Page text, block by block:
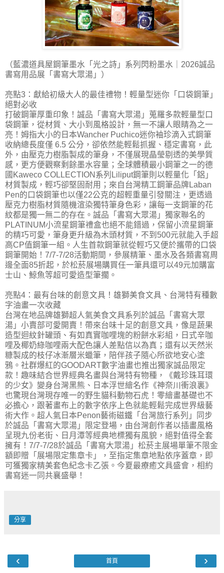
（藍濃道具屋鋼筆墨水「光之詩」系列閃粉墨水｜2026誠品
書寫用品展「書寫大眾湯」）
亮點3：獻給初級大人的最佳禮物！輕量型迷你「口袋鋼筆」
絕對必收
打破鋼筆厚重印象！誠品「書寫大眾湯」蒐羅多款輕量型口
袋鋼筆，從材質、大小到風格設計，無一不讓人眼睛為之一
亮！姆指大小的日本Wancher Puchico迷你袖珍滴入式鋼筆
收納總長度僅 6.5 公分，卻依然能輕鬆抓握、穩定書寫，此
外，由壓克力樹脂製成的筆身，不僅展現晶瑩剔透的美學質
感，更方便觀察剩餘墨水容量；全球體積最小鋼筆之一的德
國Kaweco COLLECTION系列Liliput鋼筆則以輕量化「鋁」
材質製成，輕巧卻堅固耐用；來自台灣精工鋼筆品牌Laban
Pen的口袋鋼筆也以僅22公克的超輕重量引發關注，更透過
壓克力樹脂材質隨機渲染獨特筆身色彩，讓每一支鋼筆的花
紋都是獨一無二的存在。誠品「書寫大眾湯」獨家聯名的
PLATINUM小流星鋼筆禮盒也絕不能錯過，保留小流星鋼筆
的精巧可愛，筆身更升級為木頭材質，不到500元就能入手超
高CP值鋼筆一組。人生首款鋼筆就從輕巧又便於攜帶的口袋
鋼筆開始！7/7-7/28活動期間，參展精筆、墨水及各類書寫周
邊全面85折起，於松菸展場購買任一筆具還可以49元加購富
士山、鯨魚等超可愛造型筆擱。
亮點4：最有台味的創意文具！雄獅美食文具、台灣特有種數
字油畫一次收藏
台灣在地品牌雄獅超人氣美食文具系列於誠品「書寫大眾
湯」小賣部可愛開賣！帶來台味十足的創意文具，像是蔬果
造型迴紋針罐頭、有如真實咖哩塊的粉餅水彩組，日式辛咖
哩及椰奶綠咖哩兩大配色讓人差點信以為真；還有以天然米
糠製成的枝仔冰漸層米蠟筆，陪伴孩子隨心所欲地安心塗
鴉。社群爆紅的GOODART數字油畫也推出獨家誠品限定
款！趣味結合世界經典名畫與台灣特有物種，《戴珍珠耳環
的少女》變身台灣黑熊、日本浮世繪名作《神奈川衝浪裏》
也驚現台灣現存唯一的野生貓科動物石虎！零繪畫基礎也不
必擔心，跟著畫布上的數字依序上色就能輕鬆完成世界級藝
術大作。超人氣日本Penon藝術磁鐵「台灣旅行系列」同步
於誠品「書寫大眾湯」限定登場，由台灣創作者以插畫風格
呈現九份老街、日月潭等經典地標獨有風貌，絕對值得全套
擁有！7/7-7/28於誠品「書寫大眾湯」松菸主展場單筆不限金
額即贈「展場限定集章卡」，至指定集章地點依序蓋章，即
可獲獨家精美套色紀念卡乙張。今夏最療癒文具盛會，相約
書寫迷一同共襄盛舉！
分享
‹ ›
首頁